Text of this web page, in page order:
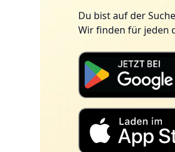
Du bist auf der
Wir finden für jeden